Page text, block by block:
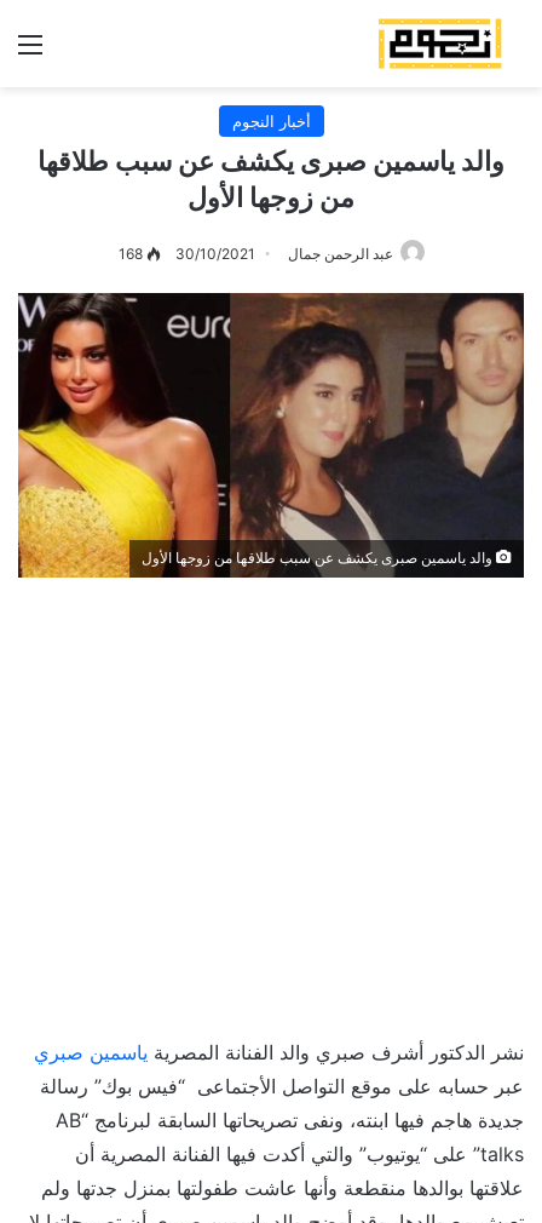
أخبار النجوم
والد ياسمين صبرى يكشف عن سبب طلاقها
من زوجها الأول
عبد الرحمن جمال 30/10/2021
168
والد ياسمين صبرى يكشف عن سبب طلاقها من زوجها الأول
نشر الدكتور أشرف صبري والد الفنانة المصرية ياسمين صبري
عبر حسابه على موقع التواصل الأجتماعى “فيس بوك” رسالة
جديدة هاجم فيها ابنته، ونفى تصريحاتها السابقة لبرنامج “AB
talks” على “يوتيوب” والتي أكدت فيها الفنانة المصرية أن
علاقتها بوالدها منقطعة وأنها عاشت طفولتها بمنزل جدتها ولم